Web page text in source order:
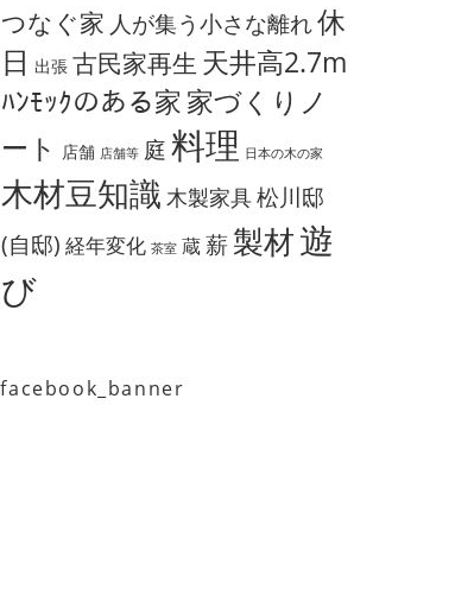
つなぐ家 人が集う小さな離れ休
日 出張 古民家再生 天井高2.7m
ﾊﾝﾓｯｸのある家 家づくりノ
ート 店舗 店舗等 庭料理 日本の木の家
木材豆知識 木製家具松川邸
(自邸) 経年変化 茶室 蔵薪 製材遊
び